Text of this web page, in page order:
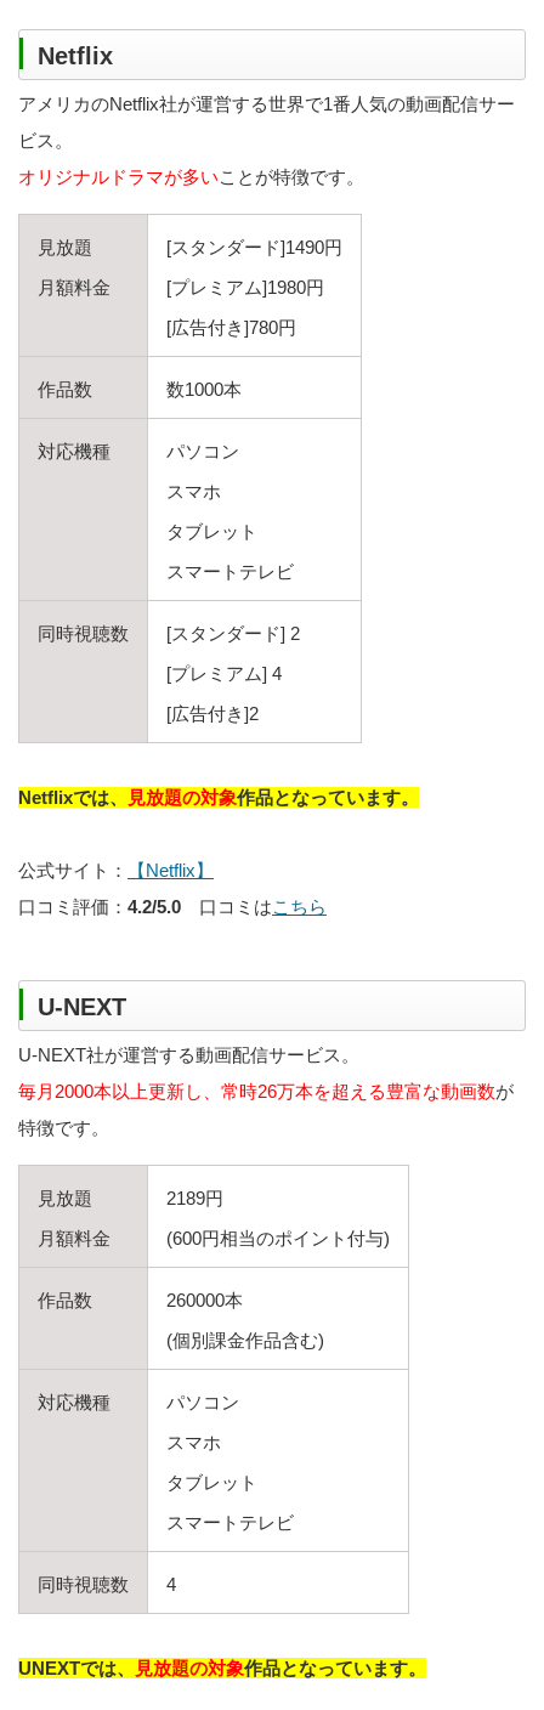
Netflix
アメリカのNetflix社が運営する世界で1番人気の動画配信サー
ビス。
オリジナルドラマが多いことが特徴です。
見放題
月額料金
[スタンダード]1490円
[プレミアム]1980円
[広告付き]780円
作品数 数1000本
対応機種
パソコン
スマホ
タブレット
スマートテレビ
同時視聴数
[スタンダード] 2
[プレミアム] 4
[広告付き]2
Netflixでは、 見放題の対象作品となっています。
公式サイト：
【Netflix】
口コミ評価： 4.2/5.0 口コミはこちら
U-NEXT
U-NEXT社が運営する動画配信サービス。
毎月2000本以上更新し、常時26万本を超える豊富な動画数が
特徴です。
見放題
月額料金
2189円
(600円相当のポイント付与)
作品数
260000本
(個別課金作品含む)
対応機種
パソコン
スマホ
タブレット
スマートテレビ
同時視聴数 4
UNEXTでは、 見放題の対象作品となっています。